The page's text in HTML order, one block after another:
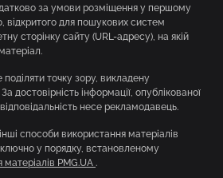
за умови розміщення у першому
відкритого для пошукових систем
сторінку сайту (URL-адресу), на якій
точку зору, викладену
достовірність інформації, опублікованої
несе рекламодавець.
способи використання матеріалів
у порядку, встановленому
PMG.UA .